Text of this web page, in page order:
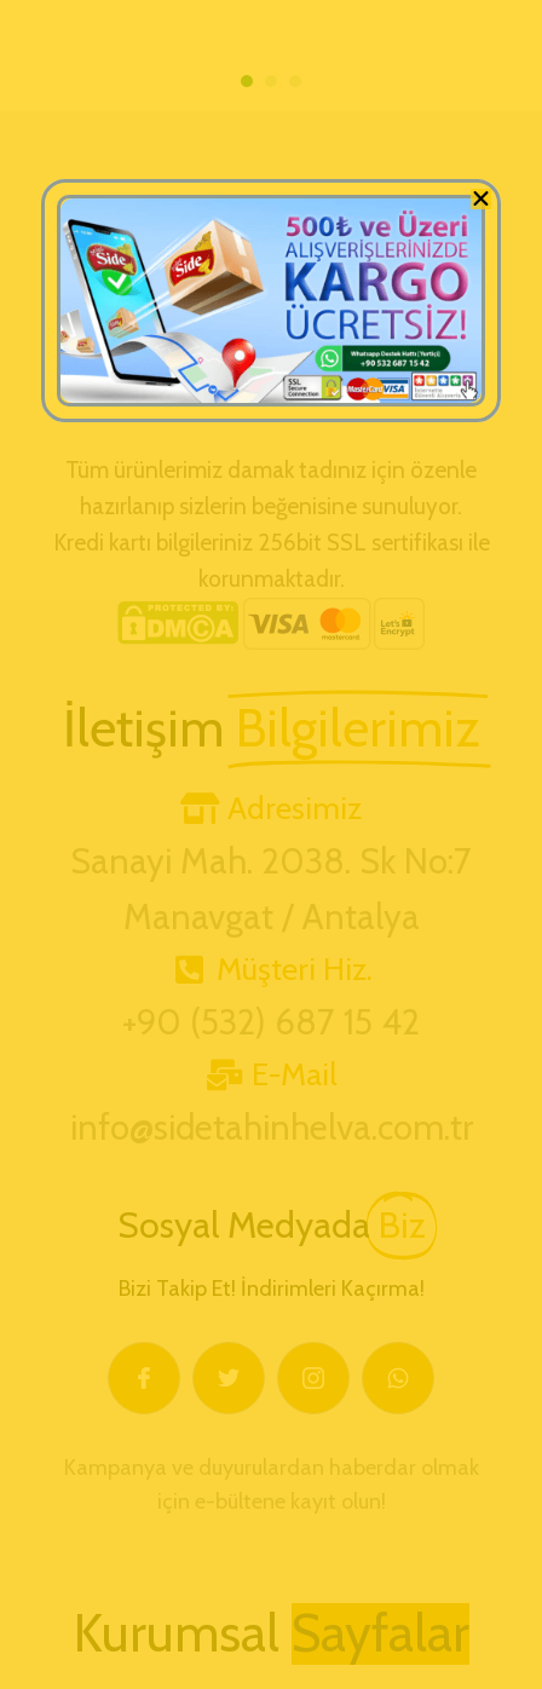
Tüm ürünlerimiz damak tadınız için özenle
hazırlanıp sizlerin beğenisine sunuluyor.
Kredi kartı bilgileriniz 256bit SSL sertifikası ile
korunmaktadır.
İletişim Bilgilerimiz
Adresimiz
Sanayi Mah. 2038. Sk No:7
Manavgat / Antalya
Müşteri Hiz.
+90 (532) 687 15 42
E-Mail
info@sidetahinhelva.com.tr
Sosyal Medyada Biz
Bizi Takip Et! İndirimleri Kaçırma!
Kampanya ve duyurulardan haberdar olmak
için e-bültene kayıt olun!
Kurumsal